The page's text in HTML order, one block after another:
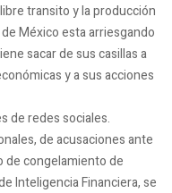
transito y la producción
México esta arriesgando
sacar de sus casillas a
y a sus acciones
de redes sociales.
de acusaciones ante
de congelamiento de
Inteligencia Financiera, se